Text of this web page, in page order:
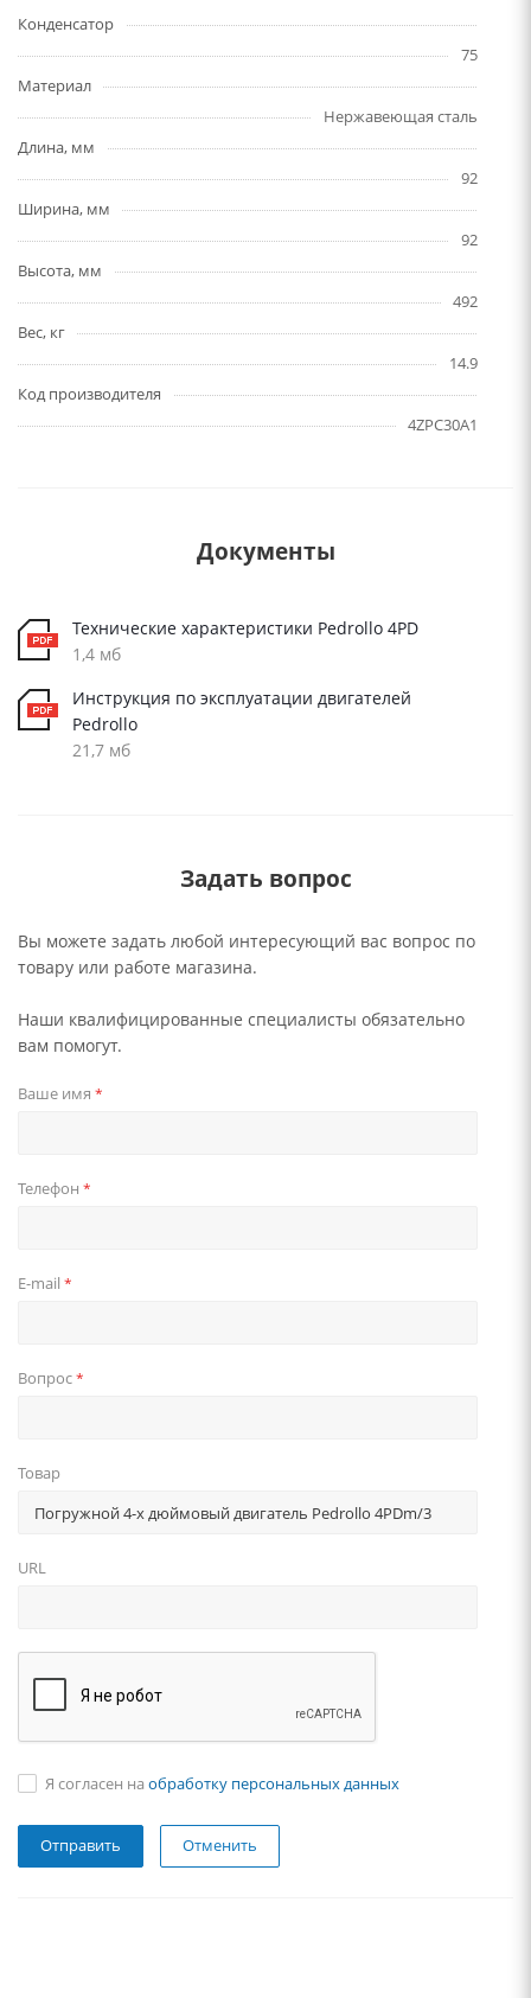
Конденсатор
75
Материал
Нержавеющая сталь
Длина, мм
92
Ширина, мм
92
Высота, мм
492
Вес, кг
14.9
Код производителя
4ZPC30A1
Документы
Технические характеристики Pedrollo 4PD
1,4 мб
Инструкция по эксплуатации двигателей
Pedrollo
21,7 мб
Задать вопрос
Вы можете задать любой интересующий вас вопрос по
товару или работе магазина.
Наши квалифицированные специалисты обязательно
вам помогут.
Ваше имя *
Телефон *
E-mail *
Вопрос*
Товар
URL
Я согласен на обработку персональных данных
Отменить